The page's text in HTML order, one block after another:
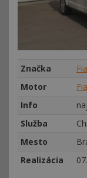
Značka
Motor
Info
Služba
Mesto
Realizácia